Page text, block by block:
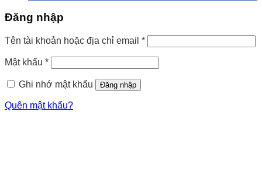
Đăng nhập
Tên tài khoản hoặc địa chỉ email *
Mật khẩu *
Ghi nhớ mật khẩu Đăng nhập
Quên mật khẩu?